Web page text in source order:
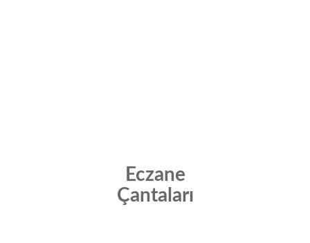
Eczane
Çantaları